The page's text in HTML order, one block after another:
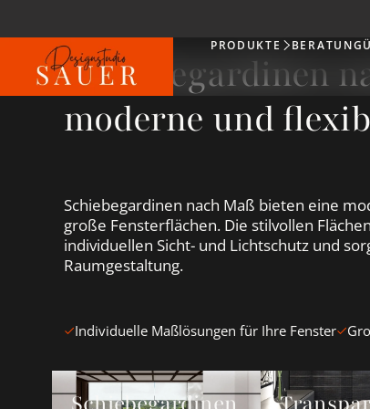
Produkte
PRODUKTE BERATUNG
Schiebegardinen
moderne und
Schiebegardinen nach Maß bieten eine
große Fensterflächen. Die stilvollen
individuellen Sicht- und Lichtschutz und
Raumgestaltung.
Individuelle Maßlösungen für Ihre Fenster
Schiebegardinen Neuheiten ansehen
Transparente